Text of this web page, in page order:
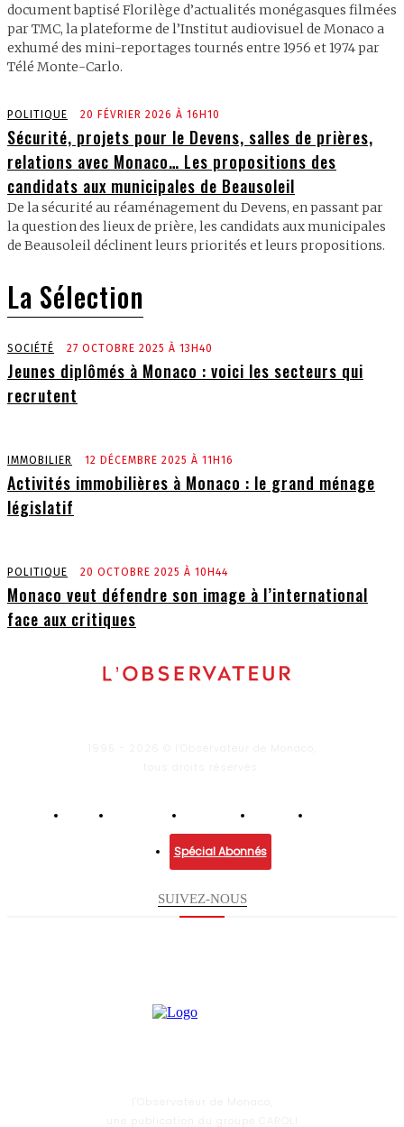
document baptisé Florilège d’actualités monégasques filmées
par TMC, la plateforme de l’Institut audiovisuel de Monaco a
exhumé des mini-reportages tournés entre 1956 et 1974 par
Télé Monte-Carlo.
POLITIQUE 20 FÉVRIER 2026 À 16H10
Sécurité, projets pour le Devens, salles de prières,
relations avec Monaco… Les propositions des
candidats aux municipales de Beausoleil
De la sécurité au réaménagement du Devens, en passant par
la question des lieux de prière, les candidats aux municipales
de Beausoleil déclinent leurs priorités et leurs propositions.
La Sélection
SOCIÉTÉ 27 OCTOBRE 2025 À 13H40
Jeunes diplômés à Monaco : voici les secteurs qui
recrutent
IMMOBILIER 12 DÉCEMBRE 2025 À 11H16
Activités immobilières à Monaco : le grand ménage
législatif
POLITIQUE 20 OCTOBRE 2025 À 10H44
Monaco veut défendre son image à l’international
face aux critiques
Spécial Abonnés
SUIVEZ-NOUS